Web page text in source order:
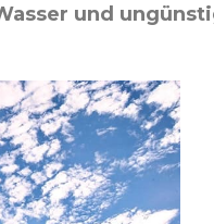
und